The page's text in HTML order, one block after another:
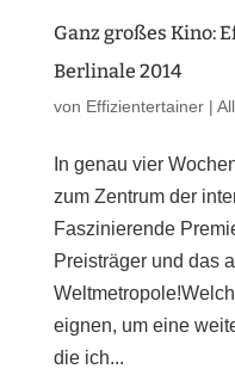
Ganz großes Kino:
Berlinale 2014
von Effizientertainer|
In genau vier
zum Zentrum der
Faszinierende
Preisträger und das
eignen, um eine
die ich...